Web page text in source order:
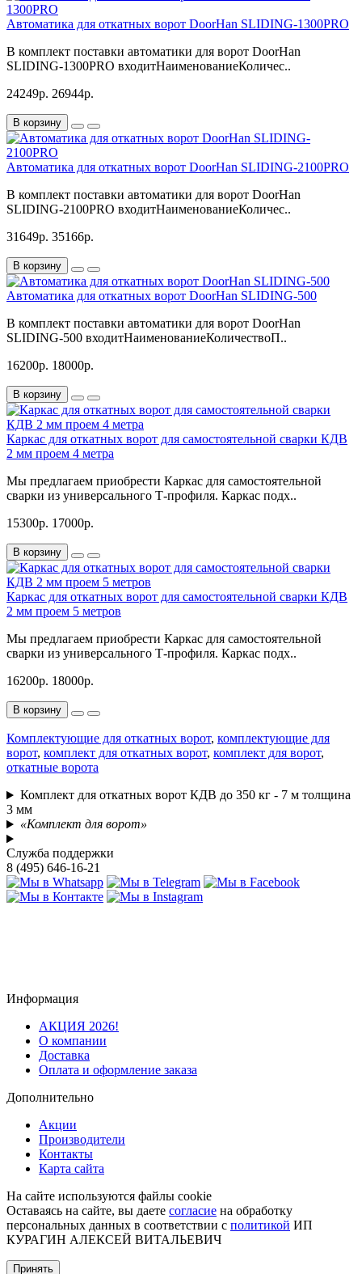
Автоматика для откатных ворот DoorHan SLIDING-1300PRO
В комплект поставки автоматики для ворот DoorHan
SLIDING-1300PRO входитНаименованиеКоличес..
24249р. 26944р.
В корзину
Автоматика для откатных ворот DoorHan SLIDING-2100PRO
В комплект поставки автоматики для ворот DoorHan
SLIDING-2100PRO входитНаименованиеКоличес..
31649р. 35166р.
В корзину
Автоматика для откатных ворот DoorHan SLIDING-500
В комплект поставки автоматики для ворот DoorHan
SLIDING-500 входитНаименованиеКоличествоП..
16200р. 18000р.
В корзину
Каркас для откатных ворот для самостоятельной сварки КДВ
2 мм проем 4 метра
Мы предлагаем приобрести Каркас для самостоятельной
сварки из универсального Т-профиля. Каркас подх..
15300р. 17000р.
В корзину
Каркас для откатных ворот для самостоятельной сварки КДВ
2 мм проем 5 метров
Мы предлагаем приобрести Каркас для самостоятельной
сварки из универсального Т-профиля. Каркас подх..
16200р. 18000р.
В корзину
Комплектующие для откатных ворот, комплектующие для
ворот, комплект для откатных ворот, комплект для ворот,
откатные ворота
Комплект для откатных ворот КДВ до 350 кг - 7 м толщина
3 мм
«Комплект для ворот»
Служба поддержки
8 (495) 646-16-21
Информация
АКЦИЯ 2026!
О компании
Доставка
Оплата и оформление заказа
Дополнительно
Акции
Производители
Контакты
Карта сайта
На сайте используются файлы cookie
Оставаясь на сайте, вы даете согласие на обработку
персональных данных в соответствии с политикой ИП
КУРАГИН АЛЕКСЕЙ ВИТАЛЬЕВИЧ
Принять